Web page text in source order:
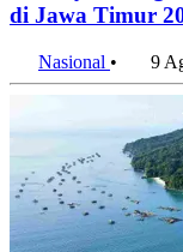
di Jawa Timur
Nasional • 9